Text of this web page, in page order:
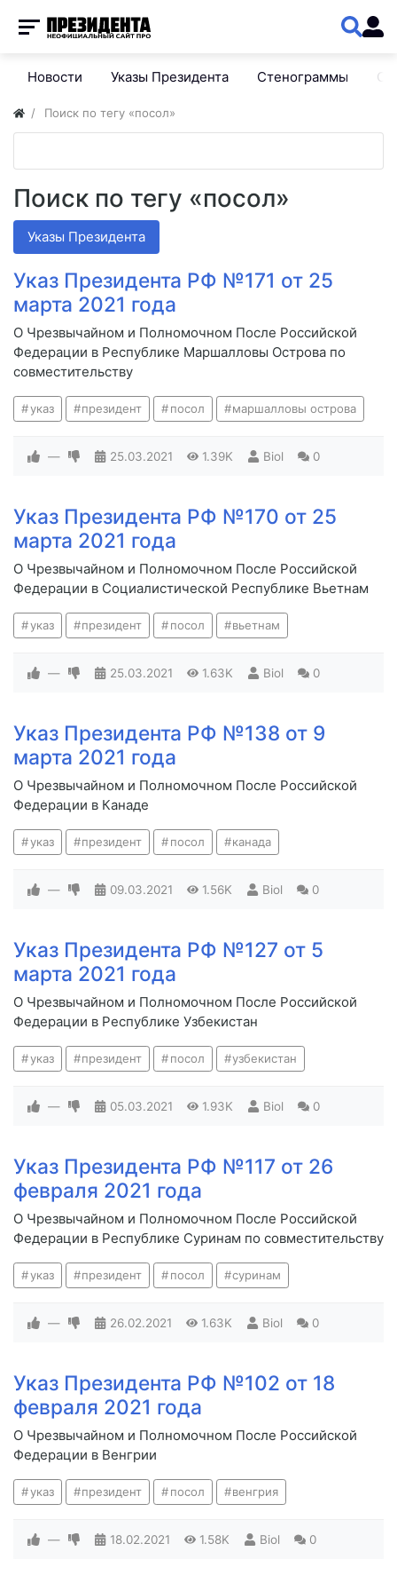
Новости Указы Президента Стенограммы
Поиск по тегу «посол»
Поиск по тегу «посол»
Указы Президента
Указ Президента РФ №171 от 25
марта 2021 года
О Чрезвычайном и Полномочном После Российской
Федерации в Республике Маршалловы Острова по
совместительству
указ президент посол маршалловы острова
— 25.03.2021 1.39K Biol 0
Указ Президента РФ №170 от 25
марта 2021 года
О Чрезвычайном и Полномочном После Российской
Федерации в Социалистической Республике Вьетнам
указ президент посол вьетнам
— 25.03.2021 1.63K Biol 0
Указ Президента РФ №138 от 9
марта 2021 года
О Чрезвычайном и Полномочном После Российской
Федерации в Канаде
указ президент посол канада
— 09.03.2021 1.56K Biol 0
Указ Президента РФ №127 от 5
марта 2021 года
О Чрезвычайном и Полномочном После Российской
Федерации в Республике Узбекистан
указ президент посол узбекистан
— 05.03.2021 1.93K Biol 0
Указ Президента РФ №117 от 26
февраля 2021 года
О Чрезвычайном и Полномочном После Российской
Федерации в Республике Суринам по совместительству
указ президент посол суринам
— 26.02.2021 1.63K Biol 0
Указ Президента РФ №102 от 18
февраля 2021 года
О Чрезвычайном и Полномочном После Российской
Федерации в Венгрии
указ президент посол венгрия
— 18.02.2021 1.58K Biol 0